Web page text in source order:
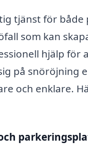
tjänst för
som kan
hjälp för
på snöröjning
och enklare.